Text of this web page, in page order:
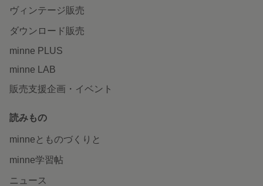
ヴィンテージ販売
ダウンロード販売
minne PLUS
minne LAB
販売支援企画・イベント
読みもの
minneとものづくりと
minne学習帖
ニュース